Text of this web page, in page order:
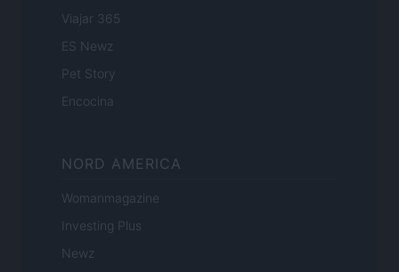
Viajar 365
ES Newz
Pet Story
Encocina
NORD AMERICA
Womanmagazine
Investing Plus
Newz